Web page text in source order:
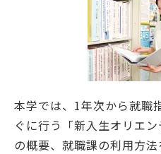
本学では、1年次から就職
ぐに行う「新入生オリエ
の概要、就職課の利用方